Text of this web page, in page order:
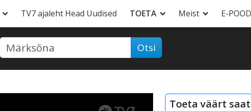
TV7 ajaleht Head Uudised TOETA Meist E-POOD
Otsi
Toeta väärt